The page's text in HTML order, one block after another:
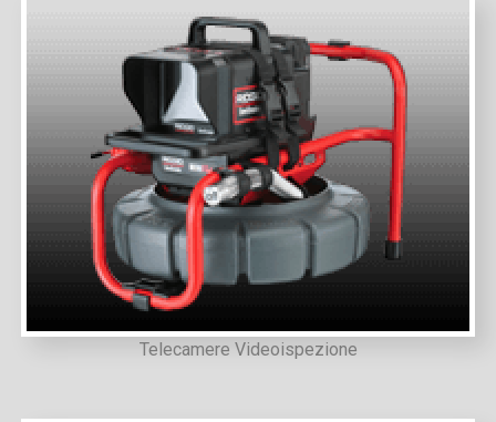
Telecamere Videoispezione